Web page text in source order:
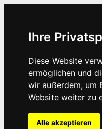
Ihre
Diese Website
ermöglichen und
wir außerdem, um
Website weiter zu
Alle akzeptieren